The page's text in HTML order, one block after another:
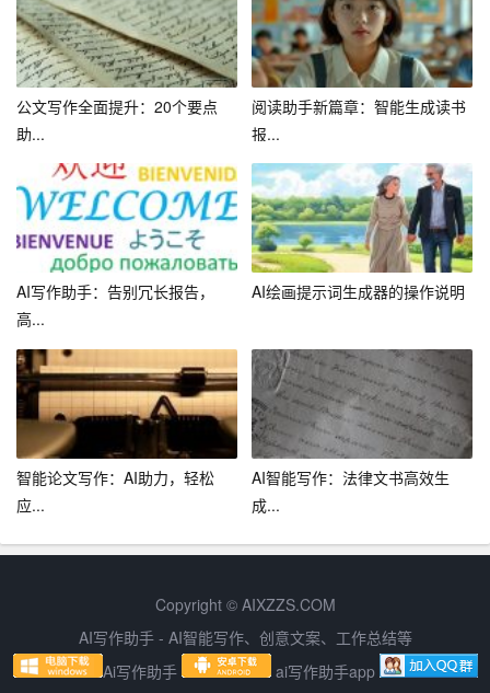
向。
5. 易于上手：写作助手操作简单，无需专业技能，任何人
都可以轻松使用。
四、如何使用写作助手
1. 安装写作助手：首先，需要在手机或电脑上安装写作助
手应用程序。
2. 登录账号：打开写作助手，使用自己的账号登录。如果
没有账号，可以免费注册一个。
3. 输入关键词：在写作助手的输入框中输入想要写作的关
键词或主题。
4. 生成文章：点击“生成文章”按钮，写作助手会在短时间内
生成一篇完整的文章。
5. 修改和导出：用户可以对生成的文章进行修改，满意后
点击“导出”按钮，将文章保存到自己的设备上。
总之，写作助手是一款非常实用的AI写作工具，它可以帮
助用户快速生成高质量的文章，提高写作效率。无论你是
公文写作全面提升：20个要点
助...
阅读助手新篇章：智能生成读书
报...
AI写作助手：告别冗长报告，
高...
AI绘画提示词生成器的操作说明
智能论文写作：AI助力，轻松
应...
AI智能写作：法律文书高效生
成...
Copyright © AIXZZS.COM
AI写作助手 - AI智能写作、创意文案、工作总结等
Ai写作助手
ai写作助手app